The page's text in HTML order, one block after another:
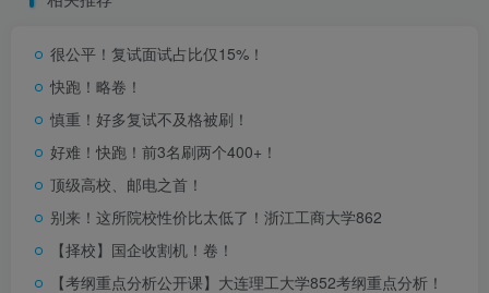
很公平！复试面试占比仅15%！
快跑！略卷！
慎重！好多复试不及格被刷！
好难！快跑！前3名刷两个400+！
顶级高校、邮电之首！
别来！这所院校性价比太低了！ 浙江工商大学862
【择校】国企收割机！卷！
【考纲重点分析公开课】大连理工大学852考纲重点分析！